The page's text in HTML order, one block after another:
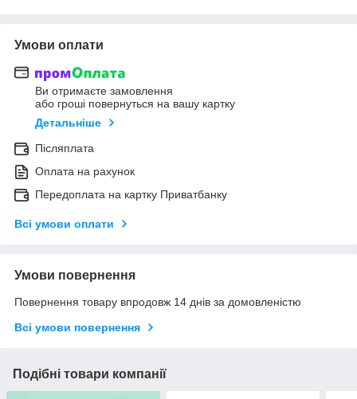
Умови оплати
Ви отримаєте замовлення
або гроші повернуться на вашу картку
Детальніше
Післяплата
Оплата на рахунок
Передоплата на картку Приватбанку
Всі умови оплати
Умови повернення
Повернення товару впродовж 14 днів за домовленістю
Всі умови повернення
Подібні товари компанії